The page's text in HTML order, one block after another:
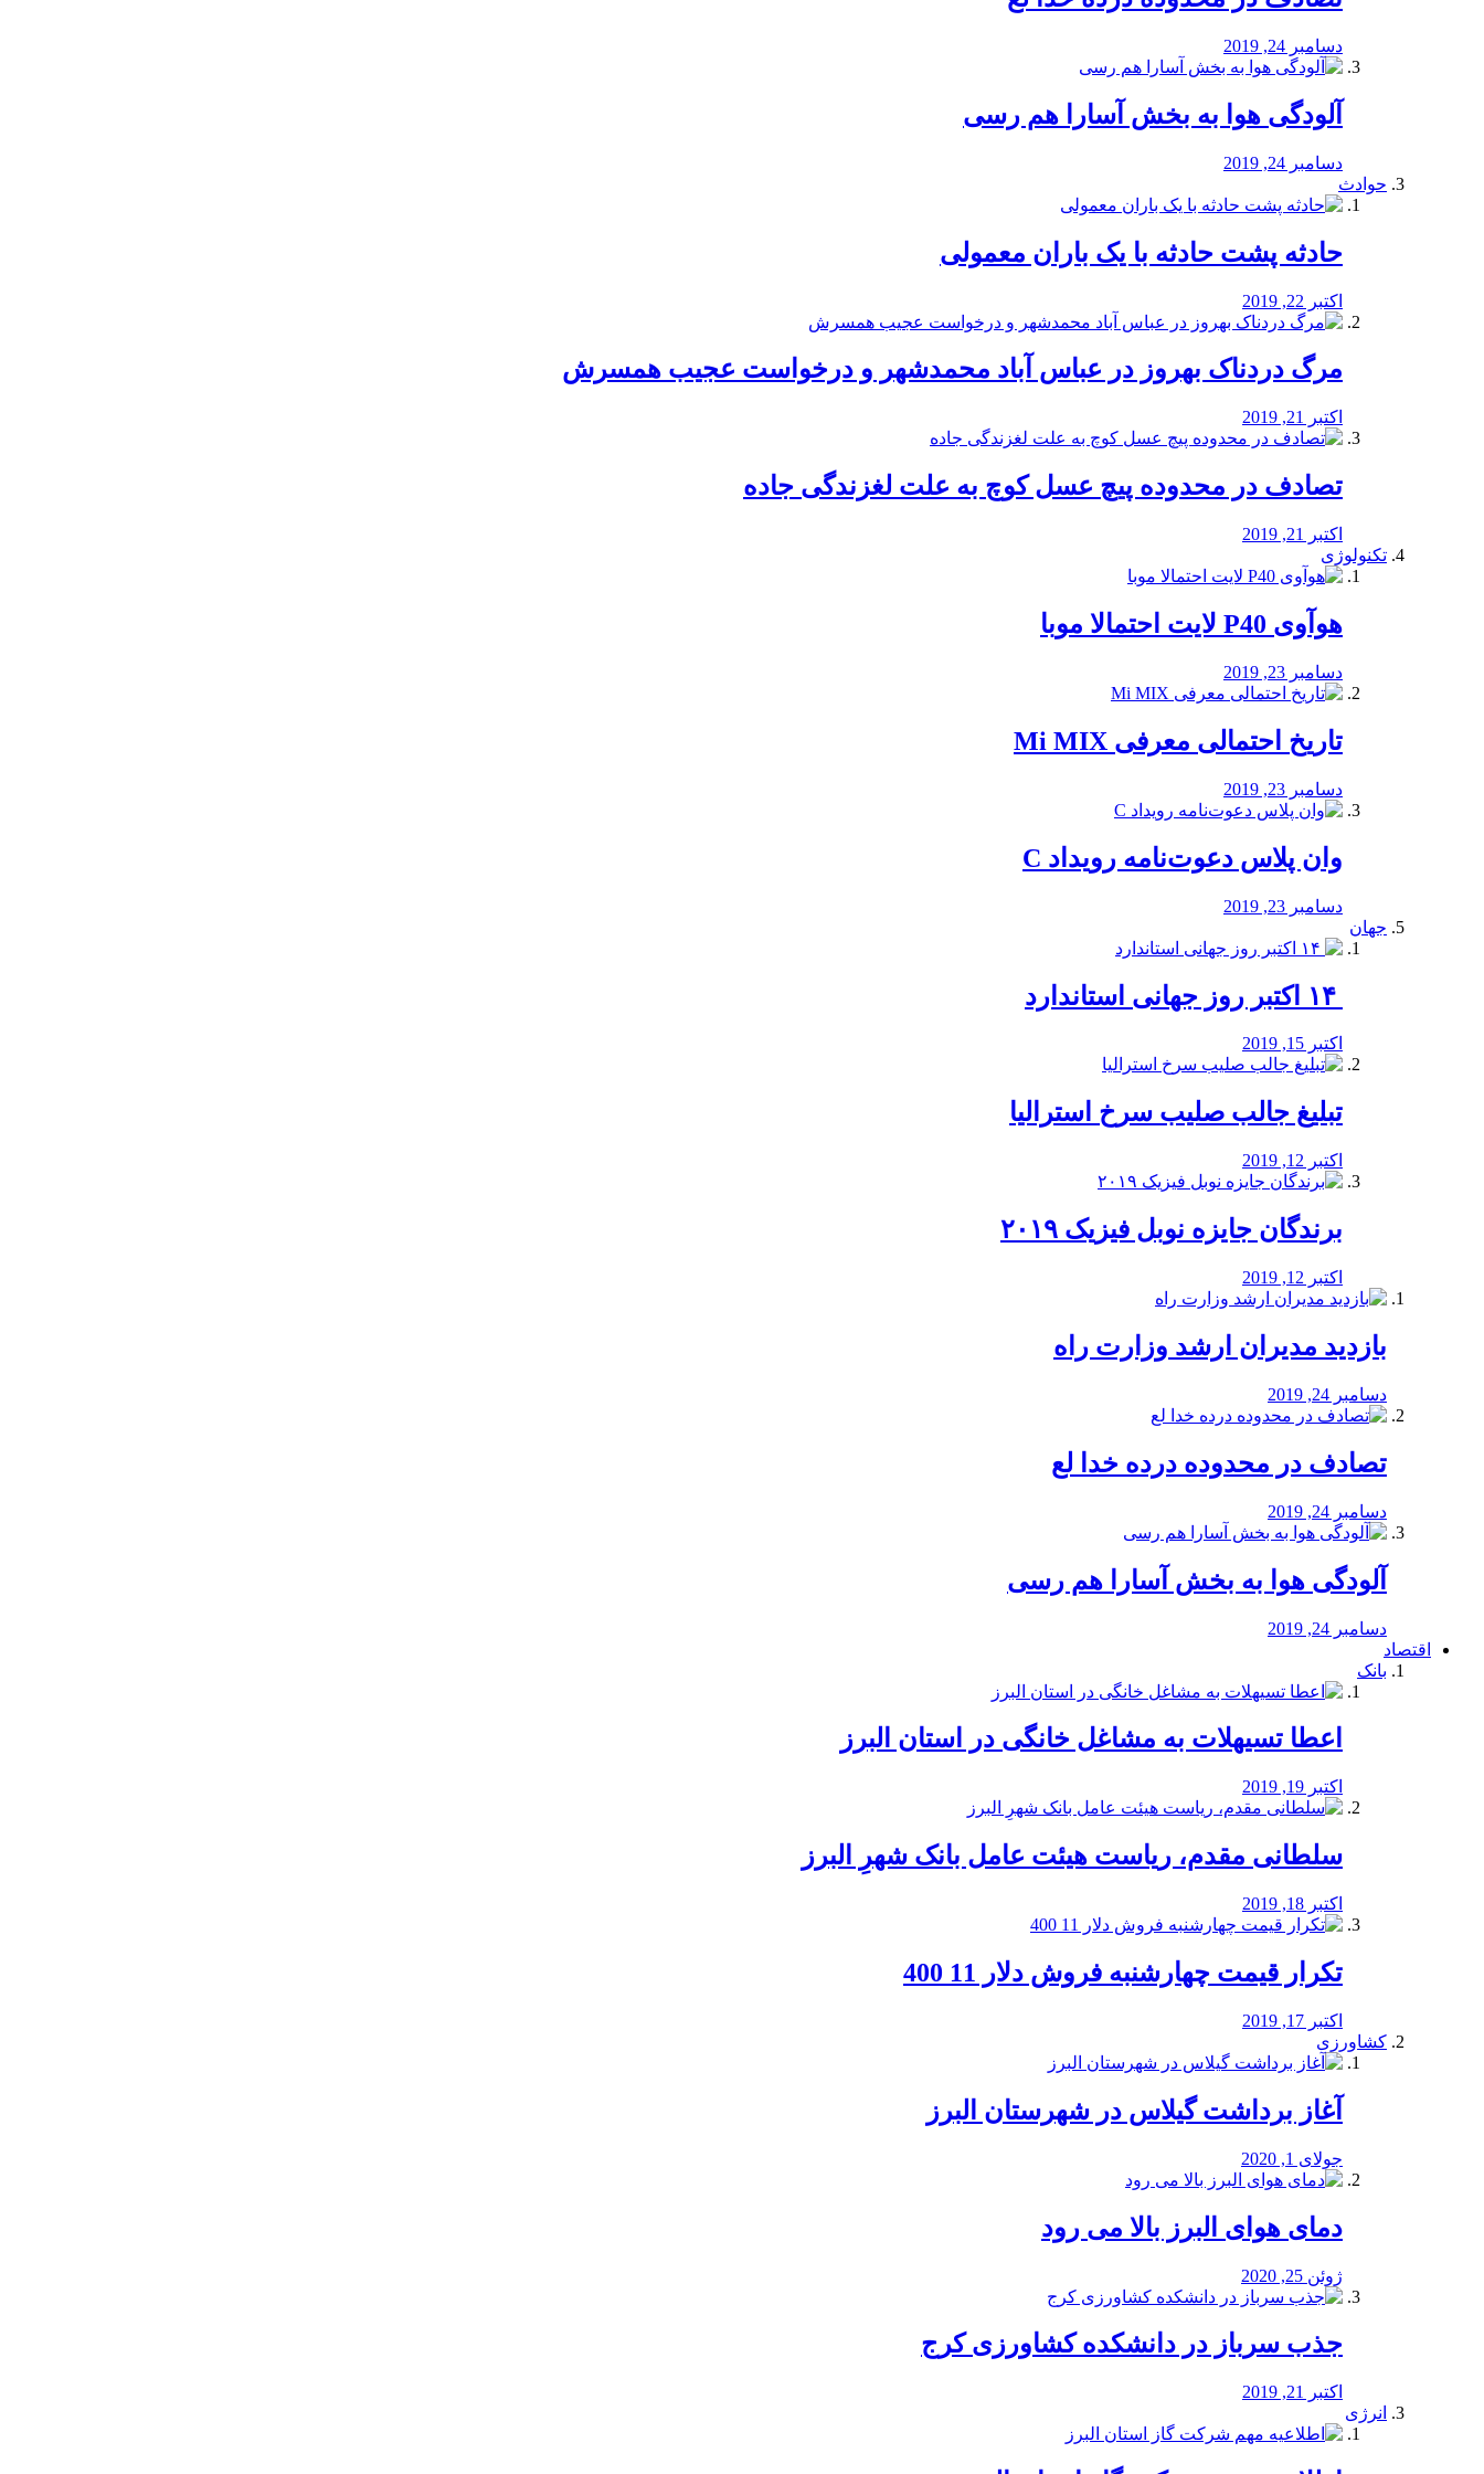
دسامبر 24, 2019
آلودگی هوا به بخش آسارا هم رسی
دسامبر 24, 2019
حوادث
️حادثه پشت حادثه با یک باران معمولی
اکتبر 22, 2019
مرگ دردناک بهروز در عباس آباد محمدشهر و درخواست عجیب همسرش
اکتبر 21, 2019
تصادف در محدوده پیچ عسل کوچ به علت لغزندگی جاده
اکتبر 21, 2019
تکنولوژی
هوآوی P40 لایت احتمالا موبا
دسامبر 23, 2019
تاریخ احتمالی معرفی Mi MIX
دسامبر 23, 2019
وان پلاس دعوت‌نامه رویداد C
دسامبر 23, 2019
جهان
اکتبر 15, 2019
تبلیغ جالب صلیب سرخ استرالیا
اکتبر 12, 2019
برندگان جایزه نوبل فیزیک ۲۰۱۹
اکتبر 12, 2019
بازدید مدیران ارشد وزارت راه
دسامبر 24, 2019
تصادف در محدوده درده خدا لع
دسامبر 24, 2019
آلودگی هوا به بخش آسارا هم رسی
دسامبر 24, 2019
اقتصاد
بانک
️اعطا تسیهلات به مشاغل خانگی در استان البرز
اکتبر 19, 2019
سلطانی مقدم، ریاست هیئت عامل بانک شهرِ البرز
اکتبر 18, 2019
تکرار قیمت چهارشنبه فروش دلار 11 400
اکتبر 17, 2019
کشاورزی
آغاز برداشت گیلاس در شهرستان البرز
جولای 1, 2020
دمای هوای البرز بالا می رود
ژوئن 25, 2020
جذب سرباز در دانشکده کشاورزی کرج
اکتبر 21, 2019
انرژی